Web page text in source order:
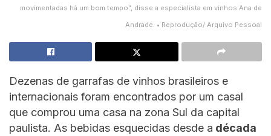
movimentadas há um bom tempo”, disse a especialista em vinhos Ana de
Andrade. • Reprodução/ Arquivo Pessoal
Dezenas de garrafas de vinhos brasileiros e
internacionais foram encontrados por um casal
que comprou uma casa na zona Sul da capital
paulista. As bebidas esquecidas desde a década